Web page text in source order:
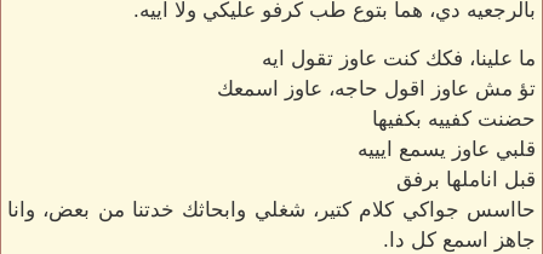
بالرجعيه دي، هما بتوع طب كرفو عليكي ولا اييه.
ما علينا، فكك كنت عاوز تقول ايه
تؤ مش عاوز اقول حاجه، عاوز اسمعك
حضنت كفييه بكفيها
قلبي عاوز يسمع ايييه
قبل اناملها برفق
حااسس جواكي كلام كتير، شغلي وابحاثك خدتنا من بعض، وانا
جاهز اسمع كل دا.